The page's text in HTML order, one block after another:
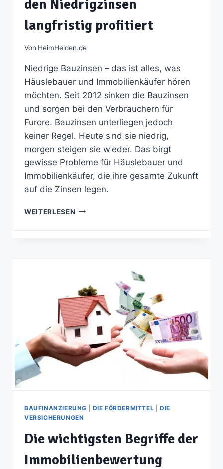
den Niedrigzinsen
langfristig profitiert
Von HeimHelden.de
Niedrige Bauzinsen – das ist alles, was
Häuslebauer und Immobilienkäufer hören
möchten. Seit 2012 sinken die Bauzinsen
und sorgen bei den Verbrauchern für
Furore. Bauzinsen unterliegen jedoch
keiner Regel. Heute sind sie niedrig,
morgen steigen sie wieder. Das birgt
gewisse Probleme für Häuslebauer und
Immobilienkäufer, die ihre gesamte Zukunft
auf die Zinsen legen.
WEITERLESEN BAUZINSEN:
PROFITIERT
BAUFINANZIERUNG DIE FÖRDERMITTEL |DIE
VERSICHERUNGEN
Die wichtigsten Begriffe der
Immobilienbewertung